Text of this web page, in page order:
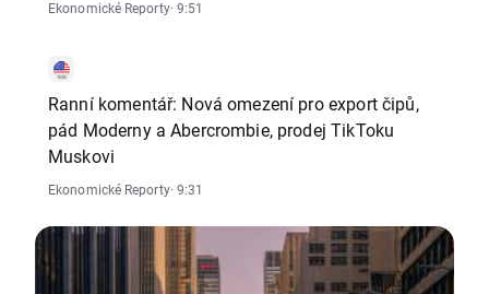
Ekonomické Reporty· 9:51
Ranní komentář: Nová omezení pro export čipů,
pád Moderny a Abercrombie, prodej TikToku
Muskovi
Ekonomické Reporty· 9:31